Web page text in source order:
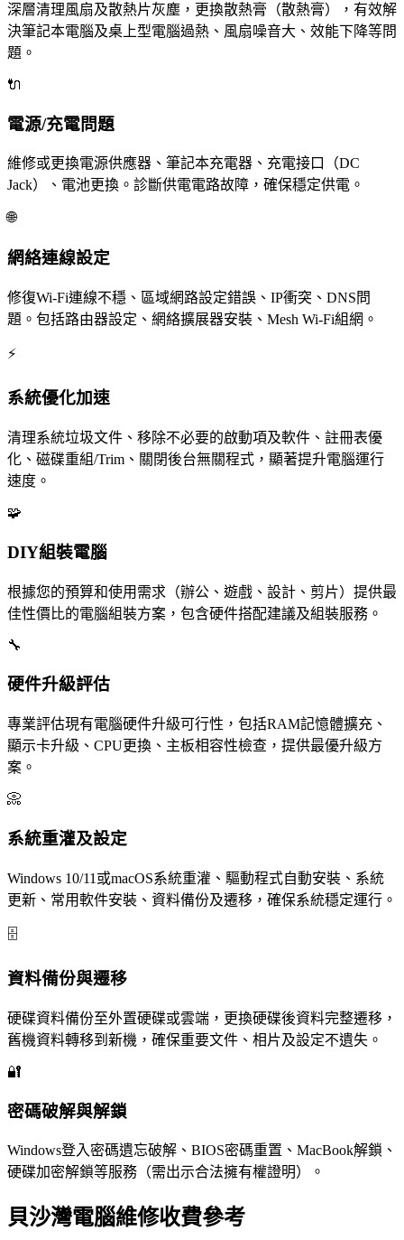
深層清理風扇及散熱片灰塵，更換散熱膏（散熱膏），有效解
決筆記本電腦及桌上型電腦過熱、風扇噪音大、效能下降等問
題。
🔌
電源/充電問題
維修或更換電源供應器、筆記本充電器、充電接口（DC
Jack）、電池更換。診斷供電電路故障，確保穩定供電。
🌐
網絡連線設定
修復Wi-Fi連線不穩、區域網路設定錯誤、IP衝突、DNS問
題。包括路由器設定、網絡擴展器安裝、Mesh Wi-Fi組網。
⚡
系統優化加速
清理系統垃圾文件、移除不必要的啟動項及軟件、註冊表優
化、磁碟重組/Trim、關閉後台無關程式，顯著提升電腦運行
速度。
🧩
DIY組裝電腦
根據您的預算和使用需求（辦公、遊戲、設計、剪片）提供最
佳性價比的電腦組裝方案，包含硬件搭配建議及組裝服務。
🔧
硬件升級評估
專業評估現有電腦硬件升級可行性，包括RAM記憶體擴充、
顯示卡升級、CPU更換、主板相容性檢查，提供最優升級方
案。
📀
系統重灌及設定
Windows 10/11或macOS系統重灌、驅動程式自動安裝、系統
更新、常用軟件安裝、資料備份及遷移，確保系統穩定運行。
🗄️
資料備份與遷移
硬碟資料備份至外置硬碟或雲端，更換硬碟後資料完整遷移，
舊機資料轉移到新機，確保重要文件、相片及設定不遺失。
🔐
密碼破解與解鎖
Windows登入密碼遺忘破解、BIOS密碼重置、MacBook解鎖、
硬碟加密解鎖等服務（需出示合法擁有權證明）。
貝沙灣電腦維修收費參考